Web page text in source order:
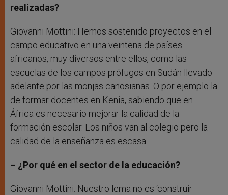
realizadas?
Giovanni Mottini: Hemos sostenido proyectos en el
campo educativo en una veintena de países
africanos, muy diversos entre ellos, como las
escuelas de los campos prófugos en Sudán llevado
adelante por las monjas canosianas. O por ejemplo la
de formar docentes en Kenia, sabiendo que en
África es necesario mejorar la calidad de la
formación escolar. Los niños van al colegio pero la
calidad de la enseñanza es escasa.
– ¿Por qué en el sector de la educación?
Giovanni Mottini: Nuestro lema no es ‘construir